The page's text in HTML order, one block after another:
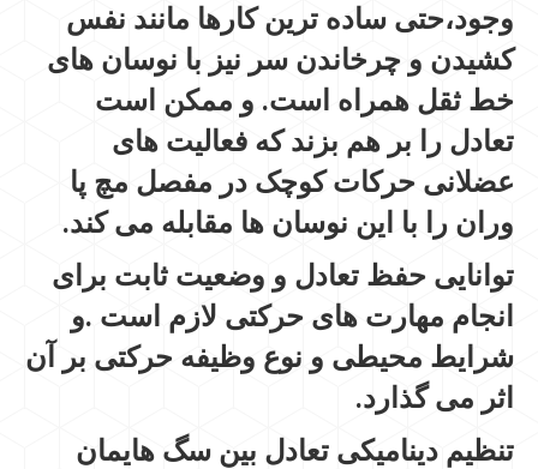
وجود،حتی ساده ترین کارها مانند نفس
کشیدن و چرخاندن سر نیز با نوسان های
خط ثقل همراه است. و ممکن است
تعادل را بر هم بزند که فعالیت های
عضلانی حرکات کوچک در مفصل مچ پا
وران را با این نوسان ها مقابله می کند.
توانایی حفظ تعادل و وضعیت ثابت برای
انجام مهارت های حرکتی لازم است .و
شرایط محیطی و نوع وظیفه حرکتی بر آن
اثر می گذارد.
تنظیم دینامیکی تعادل بین سگ هایمان